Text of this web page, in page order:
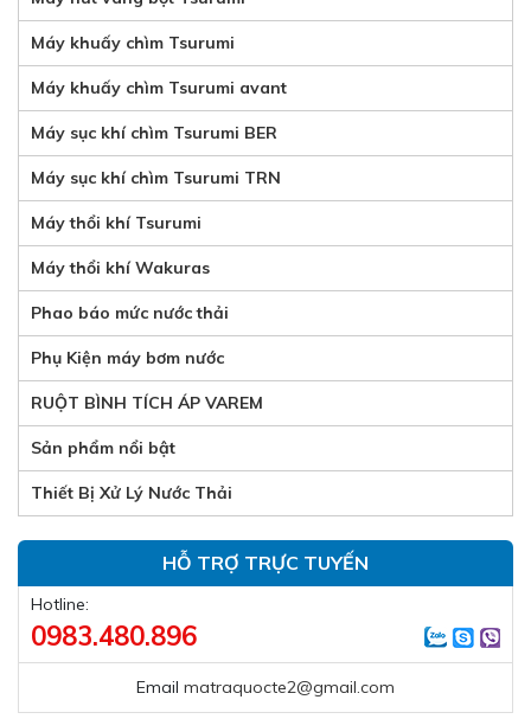
Máy khuấy chìm Tsurumi
Máy khuấy chìm Tsurumi avant
Máy sục khí chìm Tsurumi BER
Máy sục khí chìm Tsurumi TRN
Máy thổi khí Tsurumi
Máy thổi khí Wakuras
Phao báo mức nước thải
Phụ Kiện máy bơm nước
RUỘT BÌNH TÍCH ÁP VAREM
Sản phẩm nổi bật
Thiết Bị Xử Lý Nước Thải
HỖ TRỢ TRỰC TUYẾN
Hotline:
0983.480.896
Email matraquocte2@gmail.com